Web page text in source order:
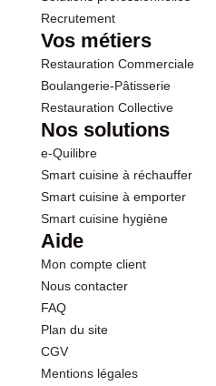
Recrutement
Vos métiers
Restauration Commerciale
Boulangerie-Pâtisserie
Restauration Collective
Nos solutions
e-Quilibre
Smart cuisine à réchauffer
Smart cuisine à emporter
Smart cuisine hygiène
Aide
Mon compte client
Nous contacter
FAQ
Plan du site
CGV
Mentions légales